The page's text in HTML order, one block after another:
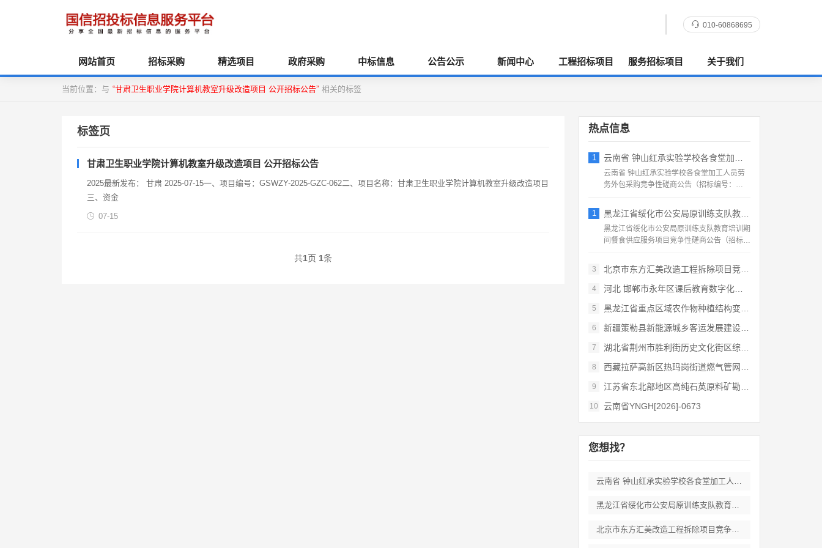
010-60868695
网站首页 招标采购 精选项目 政府采购 中标信息 公告公示 新闻中心 工程招标项目 服务招标项目 关于我们
当前位置：与 “甘肃卫生职业学院计算机教室升级改造项目 公开招标公告” 相关的标签
标签页
甘肃卫生职业学院计算机教室升级改造项目 公开招标公告
2025最新发布： 甘肃 2025-07-15一、项目编号：GSWZY-2025-GZC-062二、项目名称：甘肃卫生职业学院计算机教室升级改造项目
三、资金
07-15
共1页 1条
热点信息
1 云南省 钟山红承实验学校各食堂加工人员劳
云南省 钟山红承实验学校各食堂加工人员劳
务外包采购竞争性磋商公告（招标编号：
1 黑龙江省绥化市公安局原训练支队教育培训期
黑龙江省绥化市公安局原训练支队教育培训期
间餐食供应服务项目竞争性磋商公告（招标编
3
北京市东方汇美改造工程拆除项目竞争性磋商
4 河北 邯郸市永年区课后教育数字化管理平台
5 黑龙江省重点区域农作物种植结构变化遥感
6 新疆策勒县新能源城乡客运发展建设项目
7 湖北省荆州市胜利街历史文化街区综合开发和
8 西藏拉萨高新区热玛岗街道燃气管网全覆盖延
9 江苏省东北部地区高纯石英原料矿勘查岩心钻
10 云南省YNGH[2026]-0673
您想找？
云南省 钟山红承实验学校各食堂加工人员劳
黑龙江省绥化市公安局原训练支队教育培训期